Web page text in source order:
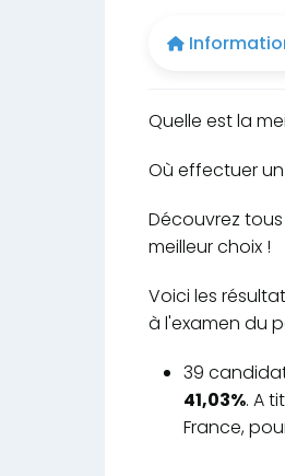
Quelle est la
Où effectuer
Découvrez tous
meilleur choix !
Voici les
à l'examen du
39
41,03%. A
France,